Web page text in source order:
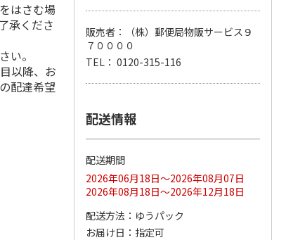
ドジャース 大谷翔
平 日本人最多53試
合連続出塁記念 シ
ル…
17,000円
(送料・税込)
谷翔平 2026 NL 3・
4月投手…
はさむ場
承くださ
い。
以降、お
配達希望
販売者：（株）郵便局物販サービス９
７００００
TEL： 0120-315-116
配送情報
配送期間
2026年06月18日～2026年08月07日
2026年08月18日～2026年12月18日
配送方法
ゆうパック
お届け日
指定可